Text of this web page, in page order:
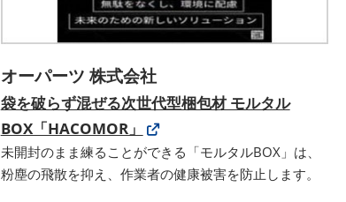
オーパーツ 株式会社
袋を破らず混ぜる次世代型梱包材 モルタル
BOX「HACOMOR」
未開封のまま練ることができる「モルタルBOX」は、
粉塵の飛散を抑え、作業者の健康被害を防止します。